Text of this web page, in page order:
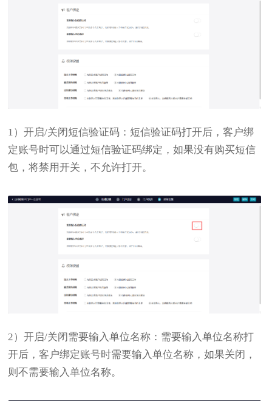
1）开启/关闭短信验证码：短信验证码打开后，客户绑
定账号时可以通过短信验证码绑定，如果没有购买短信
包，将禁用开关，不允许打开。
2）开启/关闭需要输入单位名称：需要输入单位名称打
开后，客户绑定账号时需要输入单位名称，如果关闭，
则不需要输入单位名称。